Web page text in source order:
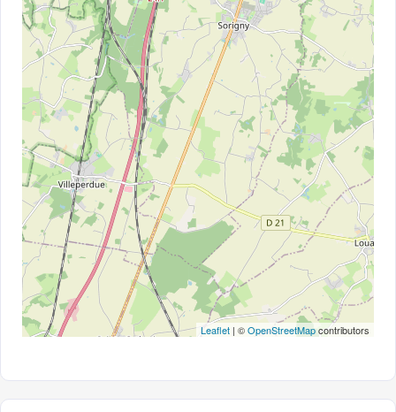
Leaflet | ©OpenStreetMapcontributors